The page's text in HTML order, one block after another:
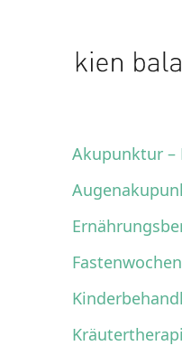
Akupunktur –
Fastenwochen